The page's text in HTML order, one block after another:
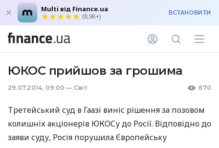
Multi від Finance.ua
(8,9K+) ВСТАНОВИТИ
ЮКОС прийшов за грошима
29.07.2014, 09:00 — Світ 670
Третейський суд в Гаазі виніс рішення за позовом
колишніх акціонерів ЮКОСу до Росії. Відповідно до
заяви суду, Росія порушила Європейську